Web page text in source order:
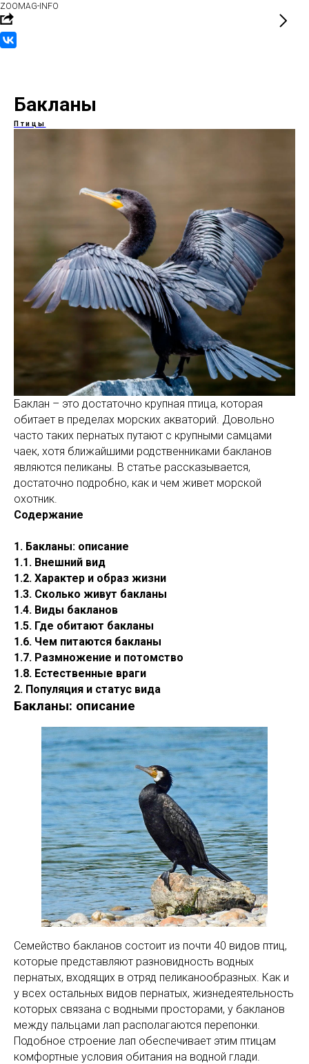
ZOOMAG-INFO
Бакланы
Птицы
Баклан – это достаточно крупная птица, которая
обитает в пределах морских акваторий. Довольно
часто таких пернатых путают с крупными самцами
чаек, хотя ближайшими родственниками бакланов
являются пеликаны. В статье рассказывается,
достаточно подробно, как и чем живет морской
охотник.
Содержание
1. Бакланы: описание
1.1. Внешний вид
1.2. Характер и образ жизни
1.3. Сколько живут бакланы
1.4. Виды бакланов
1.5. Где обитают бакланы
1.6. Чем питаются бакланы
1.7. Размножение и потомство
1.8. Естественные враги
2. Популяция и статус вида
Бакланы: описание
Семейство бакланов состоит из почти 40 видов птиц,
которые представляют разновидность водных
пернатых, входящих в отряд пеликанообразных. Как и
у всех остальных видов пернатых, жизнедеятельность
которых связана с водными просторами, у бакланов
между пальцами лап располагаются перепонки.
Подобное строение лап обеспечивает этим птицам
комфортные условия обитания на водной глади.